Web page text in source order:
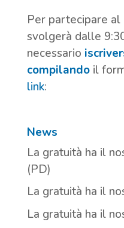
Per partecipare al
svolgerà dalle
necessario
compilandoil
link:
News
La gratuità ha il
(PD)
La gratuità ha il
La gratuità ha il